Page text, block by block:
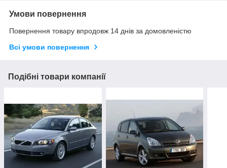
Умови повернення
Повернення товару впродовж 14 днів за домовленістю
Всі умови повернення
Подібні товари компанії